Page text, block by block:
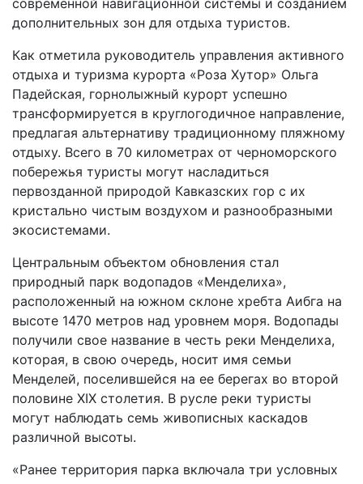
дополнительных зон для отдыха туристов.
Как отметила руководитель управления активного
отдыха и туризма курорта «Роза Хутор» Ольга
Падейская, горнолыжный курорт успешно
трансформируется в круглогодичное направление,
предлагая альтернативу традиционному пляжному
отдыху. Всего в 70 километрах от черноморского
побережья туристы могут насладиться
первозданной природой Кавказских гор с их
кристально чистым воздухом и разнообразными
экосистемами.
Центральным объектом обновления стал
природный парк водопадов «Менделиха»,
расположенный на южном склоне хребта Аибга на
высоте 1470 метров над уровнем моря. Водопады
получили свое название в честь реки Менделиха,
которая, в свою очередь, носит имя семьи
Менделей, поселившейся на ее берегах во второй
половине XIX столетия. В русле реки туристы
могут наблюдать семь живописных каскадов
различной высоты.
«Ранее территория парка включала три условных